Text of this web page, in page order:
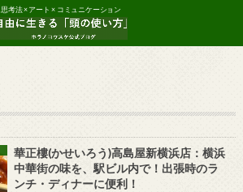
思考法 × アート × コミュニケーション
華正樓(かせいろう)高島屋新横浜店：横浜
中華街の味を、駅ビル内で！出張時のラ
ンチ・ディナーに便利！